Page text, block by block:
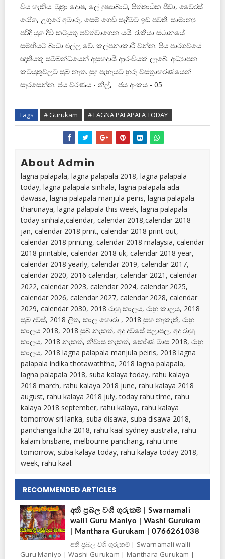
විය හැකිය. මුත්‍රා දෝෂ, ලේ දුෂ්‍යාබාධ, පිත්තාධික පීඩා, වෛරස්
රෝග, උගුරේ අමාරු, සෙම් ගෙඩි සෑදීමට ඉඩ පවතී. සාමාන්‍ය
පරිදි යුග දිවි කටයුතු පවත්වාගෙන යයි. රැකියා ස්ථානයේ
සමඟියට බාධා එල්ල වේ. කල්පනාකාරී වන්න. පිය පාර්ශවයේ
ඥාතියකු සම්බන්ධයෙන් අසුභදායී ආරංචියක් ලැබේ. අධ්‍යාපන
කටයුතුවලට සුබ නැත. සුදු පැහැයට හුරු වස්ත්‍රාභරණයෙන්
සැරසෙන්න. ජය වර්ණය - නිල්, ජය අංකය - 05
Tags # Gurukam # LAGNA PALAPALA TODAY
About Admin
lagna palapala, lagna palapala 2018, lagna palapala
today, lagna palapala sinhala, lagna palapala ada
dawasa, lagna palapala manjula peiris, lagna palapala
tharunaya, lagna palapala this week, lagna palapala
today sinhala,calendar, calendar 2018,calendar 2018
jan, calendar 2018 print, calendar 2018 print out,
calendar 2018 printing, calendar 2018 malaysia, calendar
2018 printable, calendar 2018 uk, calendar 2018 year,
calendar 2018 yearly, calendar 2019, calendar 2017,
calendar 2020, 2016 calendar, calendar 2021, calendar
2022, calendar 2023, calendar 2024, calendar 2025,
calendar 2026, calendar 2027, calendar 2028, calendar
2029, calendar 2030, 2018 රාහු කාලය, රාහු කාලය, 2018
සුබ දවස්, 2018 ලිත, කාල හෝරා , 2018 සුභ නැකැත්, රාහු
කාලය 2018, 2018 සුබ නැකත්, අද දවසේ පලාපල, අද රාහු
කාලය, 2018 නැකත්, නිවාස නැකත්, කෝණ මාස 2018, රාහු
කාලය, 2018 lagna palapala manjula peiris, 2018 lagna
palapala indika thotawaththa, 2018 lagna palapala,
lagna palapala 2018, suba kalaya today, rahu kalaya
2018 march, rahu kalaya 2018 june, rahu kalaya 2018
august, rahu kalaya 2018 july, today rahu time, rahu
kalaya 2018 september, rahu kalaya, rahu kalaya
tomorrow sri lanka, suba disawa, suba disawa 2018,
panchanga litha 2018, rahu kaal sydney australia, rahu
kalam brisbane, melbourne panchang, rahu time
tomorrow, suba kalaya today, rahu kalaya today 2018,
week, rahu kaal.
RECOMMENDED ARTICLES
අති ප්‍රබල වශී ගුරුකම් | Swarnamali
walli Guru Maniyo | Washi Gurukam
| Manthara Gurukam | 0766261038
අති ප්‍රබල වශී ගුරුකම් | Swarnamali walli
Guru Maniyo | Washi Gurukam | Manthara Gurukam |